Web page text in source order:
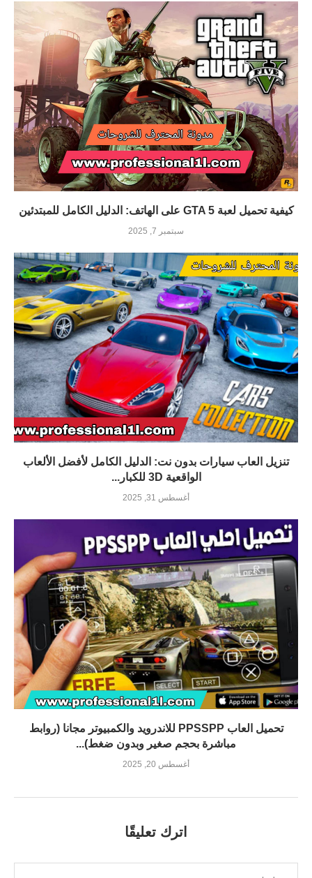
كيفية تحميل لعبة GTA 5 على الهاتف: الدليل الكامل للمبتدئين
سبتمبر 7, 2025
تنزيل العاب سيارات بدون نت: الدليل الكامل لأفضل الألعاب
الواقعية 3D للكبار...
أغسطس 31, 2025
تحميل العاب PPSSPP للاندرويد والكمبيوتر مجانا (روابط
مباشرة بحجم صغير وبدون ضغط)...
أغسطس 20, 2025
اترك تعليقًا